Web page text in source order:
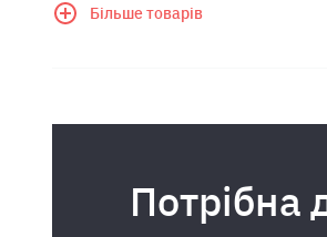
Більше товарів
Потрібна